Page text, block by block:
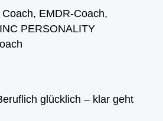
EMDR-Coach,
PERSONALITY
glücklich – klar geht